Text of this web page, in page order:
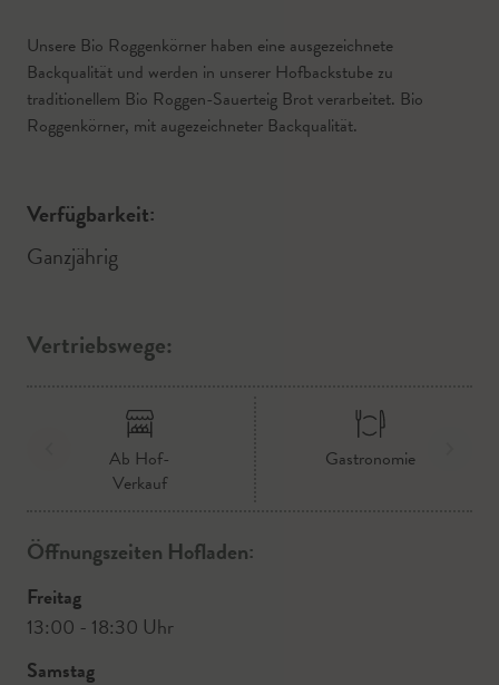
Unsere Bio Roggenkörner haben eine ausgezeichnete
Backqualität und werden in unserer Hofbackstube zu
traditionellem Bio Roggen-Sauerteig Brot verarbeitet. Bio
Roggenkörner, mit augezeichneter Backqualität.
Verfügbarkeit:
Ganzjährig
Vertriebswege:
Ab Hof-
Verkauf
Gastronomie
Öffnungszeiten Hofladen:
Freitag
13:00 - 18:30 Uhr
Samstag